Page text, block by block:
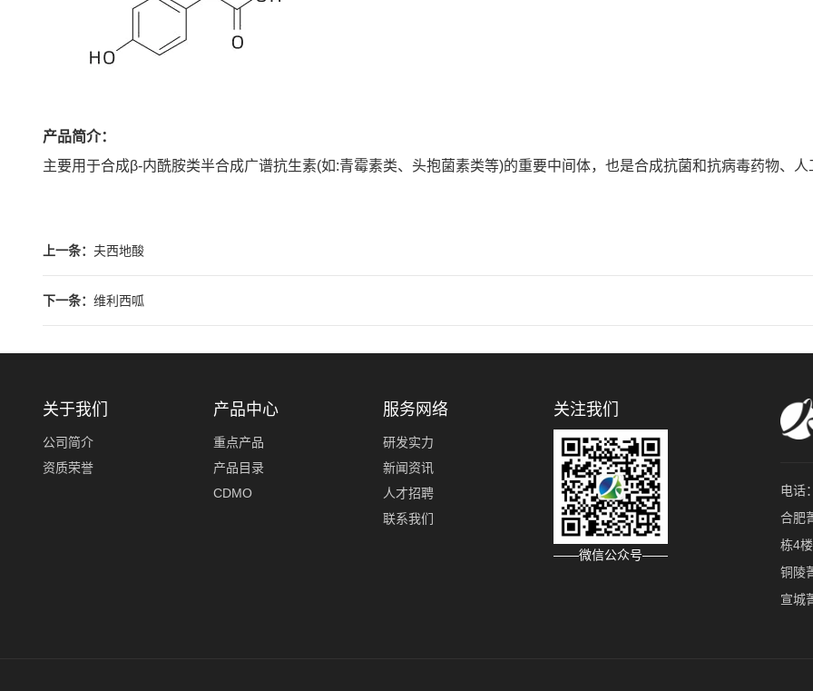
产品简介：
主要用于合成β-内酰胺类半合成广谱抗生素(如:青霉素类、头抱菌素类等)的重要中间体，也是合成抗菌和抗病毒药物、人
上一条： 夫西地酸
下一条： 维利西呱
关于我们
公司简介
资质荣誉
产品中心
重点产品
产品目录
CDMO
服务网络
研发实力
新闻资讯
人才招聘
联系我们
关注我们
——微信公众号——
电话
合肥
栋4楼
铜陵
宣城